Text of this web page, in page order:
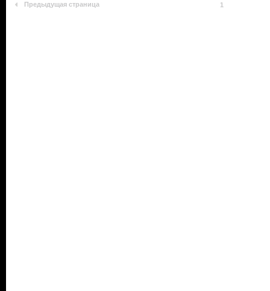
Предыдущая страница 1